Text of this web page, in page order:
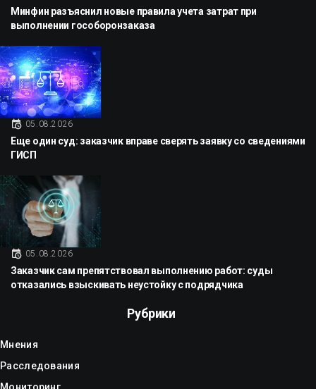
Минфин разъяснил новые правила учета затрат при
выполнении гособоронзаказа
05.08.2026
Еще один суд: заказчик вправе сверять заявку со сведениями
ГИСП
05.08.2026
Заказчик сам препятствовал выполнению работ: суды
отказались взыскивать неустойку с подрядчика
Рубрики
Мнения
Расследования